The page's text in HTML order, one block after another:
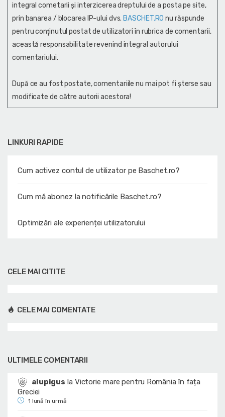
LINKURI RAPIDE
Cum activez contul de utilizator pe Baschet.ro?
Cum mă abonez la notificările Baschet.ro?
Optimizări ale experienței utilizatorului
integral cometarii și interzicerea dreptului de a posta pe site,
prin banarea / blocarea IP-ului dvs. BASCHET.RO nu răspunde
pentru conţinutul postat de utilizatori în rubrica de comentarii,
această responsabilitate revenind integral autorului
comentariului.
După ce au fost postate, comentariile nu mai pot fi șterse sau
modificate de către autorii acestora!
CELE MAI CITITE
CELE MAI COMENTATE
ULTIMELE COMENTARII
alupigus la Victorie mare pentru România în fața
Greciei
1 lună în urmă